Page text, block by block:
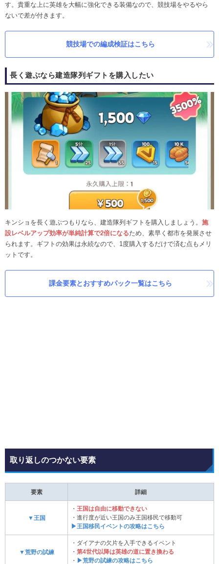
す。貴重な上に英雄を大幅に強化できる装備なので、競技場をやるやら
ないで差が付きます。
競技場での編成検証はこちら
長く遊ぶなら建造隊列ギフトを購入したい
キンショを長く遊ぶつもりなら、建造隊列ギフトを購入しましょう。 施
設レベルアップ効率が単純計算で2倍になるため、素早く都市を発展させ
られます。ギフトの効果は永続なので、1度購入するだけで済む点もメリ
ットです。
課金要素とおすすめパック一覧はこちら
取り返しのつかない要素
要素 詳細
▼王国
・ 王国は自由に移動できない
・進行度が近い王国のみ王国移民で移動可
▶王国移民イベントの攻略はこちら
▼荒野の試練
・ダイアナの欠片を入手できるイベント
・ 第4世代以降は英雄の道に置き換わる
・
▶荒野の試練の攻略はこちら